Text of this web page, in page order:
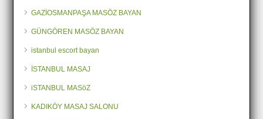
GAZİOSMANPAŞA MASÖZ BAYAN
GÜNGÖREN MASÖZ BAYAN
istanbul escort bayan
İSTANBUL MASAJ
iSTANBUL MASöZ
KADIKÖY MASAJ SALONU